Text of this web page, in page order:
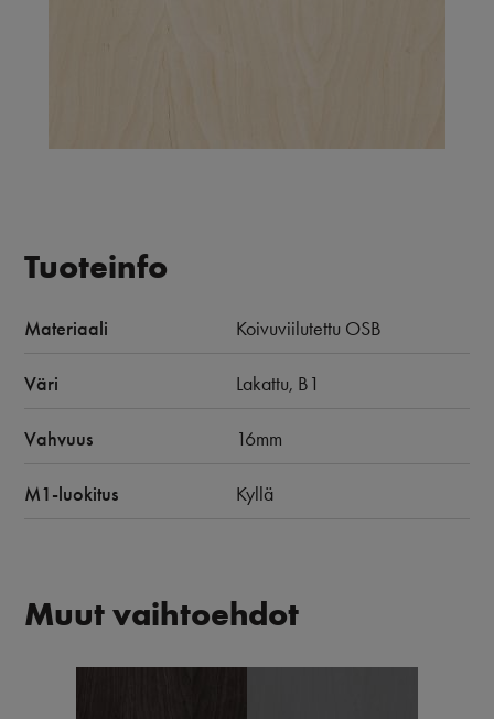
Tuoteinfo
Materiaali Koivuviilutettu OSB
Väri Lakattu, B1
Vahvuus 16mm
M1-luokitus Kyllä
Muut vaihtoehdot